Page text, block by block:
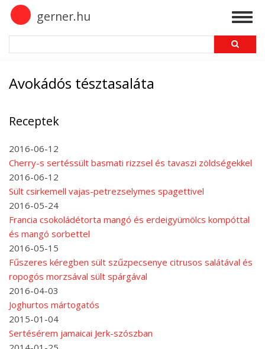
Skip
main
content
gerner.hu
Avokádós tésztasaláta
Receptek
2016-06-12
Cherry-s sertéssült basmati rizzsel és tavaszi zöldségekkel
2016-06-12
Sült csirkemell vajas-petrezselymes spagettivel
2016-05-24
Francia csokoládétorta mangó és erdeigyümölcs kompóttal
és mangó sorbettel
2016-05-15
Fűszeres kéregben sült szűzpecsenye citrusos salátával és
ropogós morzsával sült spárgával
2016-04-03
Joghurtos mártogatós
2015-01-04
Sertésérem jamaicai Jerk-szószban